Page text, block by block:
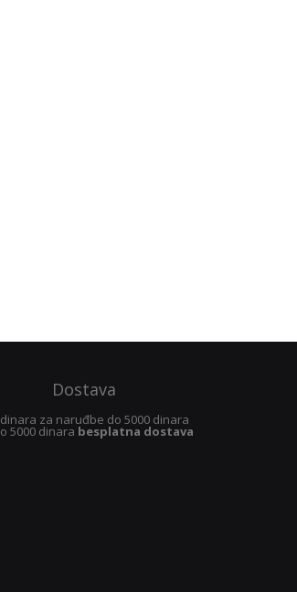
Dostava
dinara za naruđbe do 5000 dinara
5000 dinara besplatna dostava